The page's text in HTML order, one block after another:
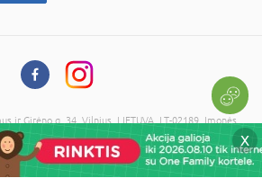
X
ir Girėno g. 34, Vilnius, LIETUVA, LT-02189, Įmonės
PVM kodas: LT216737314
Kopijuoti informaciją be administracijos sutikimo
draudžiama